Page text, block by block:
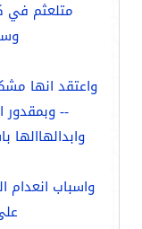
متلعثم
واعتقد انها
-- وبمقدور
واسباب